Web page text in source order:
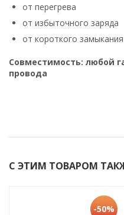
от перегрева
от избыточного заряда
от короткого
Совместимость: любой
провода
С ЭТИМ ТОВАРОМ
-50%